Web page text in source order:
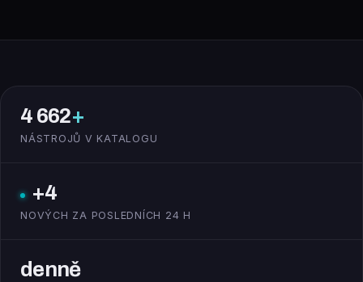
4 662+
NÁSTROJŮ V KATALOGU
+4
NOVÝCH ZA POSLEDNÍCH 24 H
denně